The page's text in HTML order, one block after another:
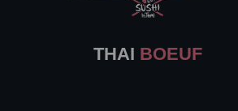
THAI BOEUF